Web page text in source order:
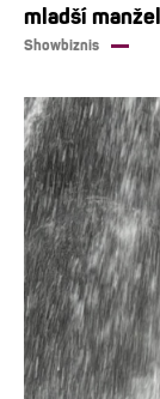
mladší
Showbiznis